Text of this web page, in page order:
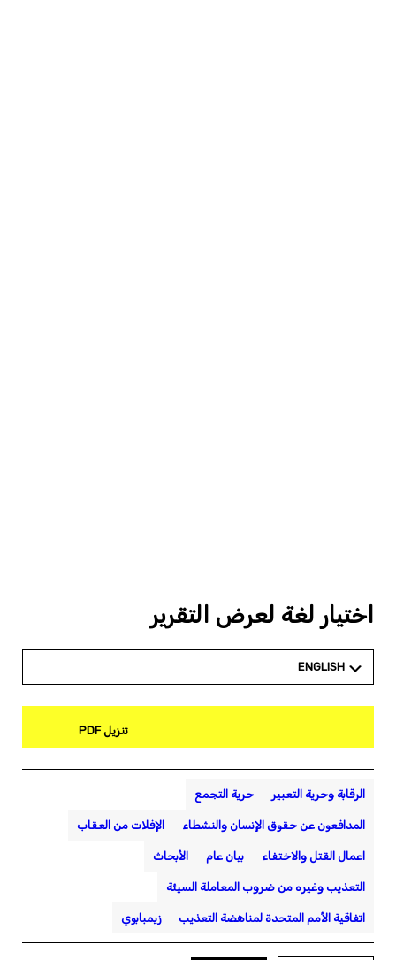
اختيار لغة لعرض التقرير
ENGLISH
تنزيل PDF
الرقابة وحرية التعبير حرية التجمع
المدافعون عن حقوق الإنسان والنشطاء الإفلات من العقاب
اعمال القتل والاختفاء بيان عام الأبحاث
التعذيب وغيره من ضروب المعاملة السيئة
اتفاقية الأمم المتحدة لمناهضة التعذيب زيمبابوي